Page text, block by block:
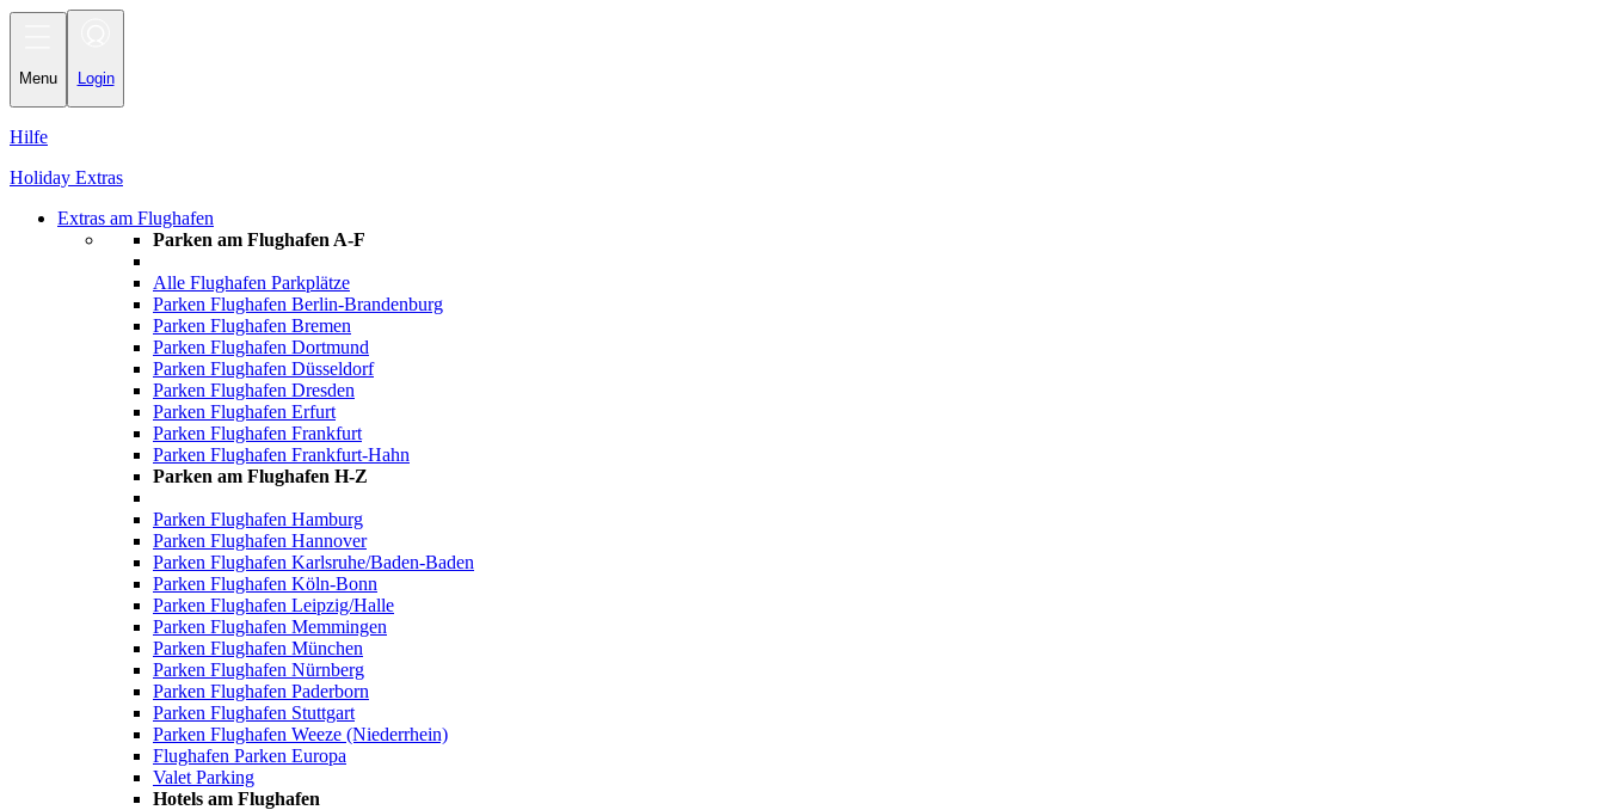
Menu Login
Hilfe
Holiday Extras
Extras am Flughafen
Parken am Flughafen A-F
Alle Flughafen Parkplätze
Parken Flughafen Berlin-Brandenburg
Parken Flughafen Bremen
Parken Flughafen Dortmund
Parken Flughafen Düsseldorf
Parken Flughafen Dresden
Parken Flughafen Erfurt
Parken Flughafen Frankfurt
Parken Flughafen Frankfurt-Hahn
Parken am Flughafen H-Z
Parken Flughafen Hamburg
Parken Flughafen Hannover
Parken Flughafen Karlsruhe/Baden-Baden
Parken Flughafen Köln-Bonn
Parken Flughafen Leipzig/Halle
Parken Flughafen Memmingen
Parken Flughafen München
Parken Flughafen Nürnberg
Parken Flughafen Paderborn
Parken Flughafen Stuttgart
Parken Flughafen Weeze (Niederrhein)
Flughafen Parken Europa
Valet Parking
Hotels am Flughafen